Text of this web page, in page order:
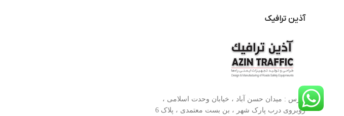
آذین ترافیک
آدرس : میدان حسن آباد ، خیابان وحدت اسلامی ،
روبروی درب پارک شهر ، بن بست معتمدی ، پلاک 6